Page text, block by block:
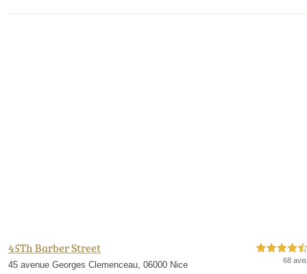
45Th Barber Street
45 avenue Georges Clemenceau, 06000 Nice
4,5 étoiles sur 5
68 avis